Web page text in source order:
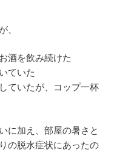
、
酒を飲み続けた
ていた
ていたが、コップ一杯
に加え、部屋の暑さと
の脱水症状にあったの